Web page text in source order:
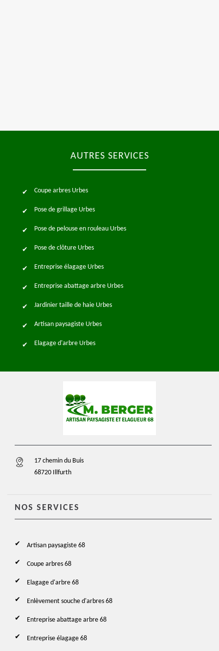
AUTRES SERVICES
Coupe arbres Urbes
Pose de grillage Urbes
Pose de pelouse en rouleau Urbes
Pose de clôture Urbes
Entreprise élagage Urbes
Entreprise abattage arbre Urbes
Jardinier taille de haie Urbes
Artisan paysagiste Urbes
Elagage d'arbre Urbes
17 chemin du Buis
68720 Illfurth
NOS SERVICES
Artisan paysagiste 68
Coupe arbres 68
Elagage d'arbre 68
Enlèvement souche d'arbres 68
Entreprise abattage arbre 68
Entreprise élagage 68